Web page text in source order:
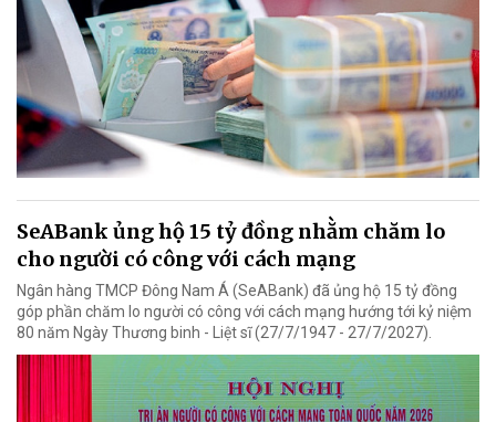
SeABank ủng hộ 15 tỷ đồng nhằm chăm lo
cho người có công với cách mạng
Ngân hàng TMCP Đông Nam Á (SeABank) đã ủng hộ 15 tỷ đồng
góp phần chăm lo người có công với cách mạng hướng tới kỷ niệm
80 năm Ngày Thương binh - Liệt sĩ (27/7/1947 - 27/7/2027).